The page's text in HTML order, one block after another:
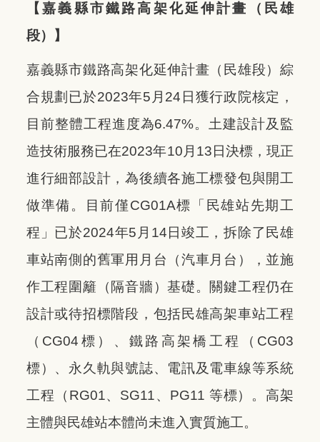
【嘉義縣市鐵路高架化延伸計畫（民雄
段）】
嘉義縣市鐵路高架化延伸計畫（民雄段）綜
合規劃已於2023年5月24日獲行政院核定，
目前整體工程進度為6.47%。土建設計及監
造技術服務已在2023年10月13日決標，現正
進行細部設計，為後續各施工標發包與開工
做準備。目前僅CG01A標「民雄站先期工
程」已於2024年5月14日竣工，拆除了民雄
車站南側的舊軍用月台（汽車月台），並施
作工程圍籬（隔音牆）基礎。關鍵工程仍在
設計或待招標階段，包括民雄高架車站工程
（CG04標）、鐵路高架橋工程（CG03
標）、永久軌與號誌、電訊及電車線等系統
工程（RG01、SG11、PG11 等標）。高架
主體與民雄站本體尚未進入實質施工。